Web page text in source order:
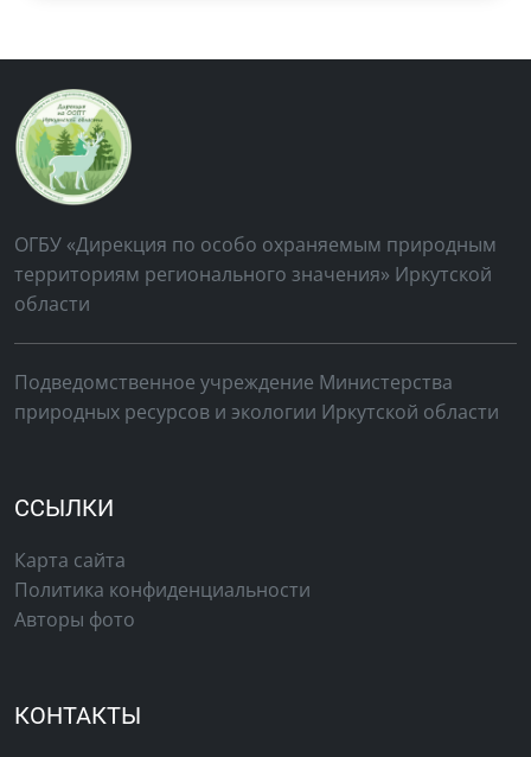
ОГБУ «Дирекция по особо охраняемым природным
территориям регионального значения» Иркутской
области
Подведомственное учреждение Министерства
природных ресурсов и экологии Иркутской области
ССЫЛКИ
Карта сайта
Политика конфиденциальности
Авторы фото
КОНТАКТЫ